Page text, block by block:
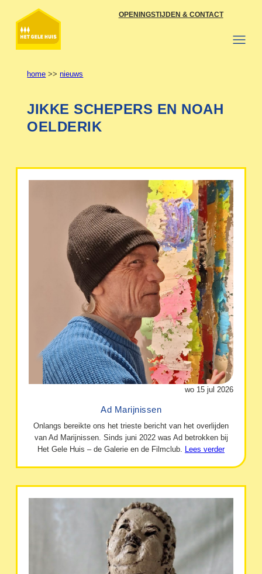
naar
inhoud
OPENINGSTIJDEN & CONTACT
home >>nieuws
JIKKE SCHEPERS EN NOAH
OELDERIK
wo 15 jul 2026
Ad Marijnissen
Onlangs bereikte ons het trieste bericht van het overlijden
van Ad Marijnissen. Sinds juni 2022 was Ad betrokken bij
Het Gele Huis – de Galerie en de Filmclub. Lees verder